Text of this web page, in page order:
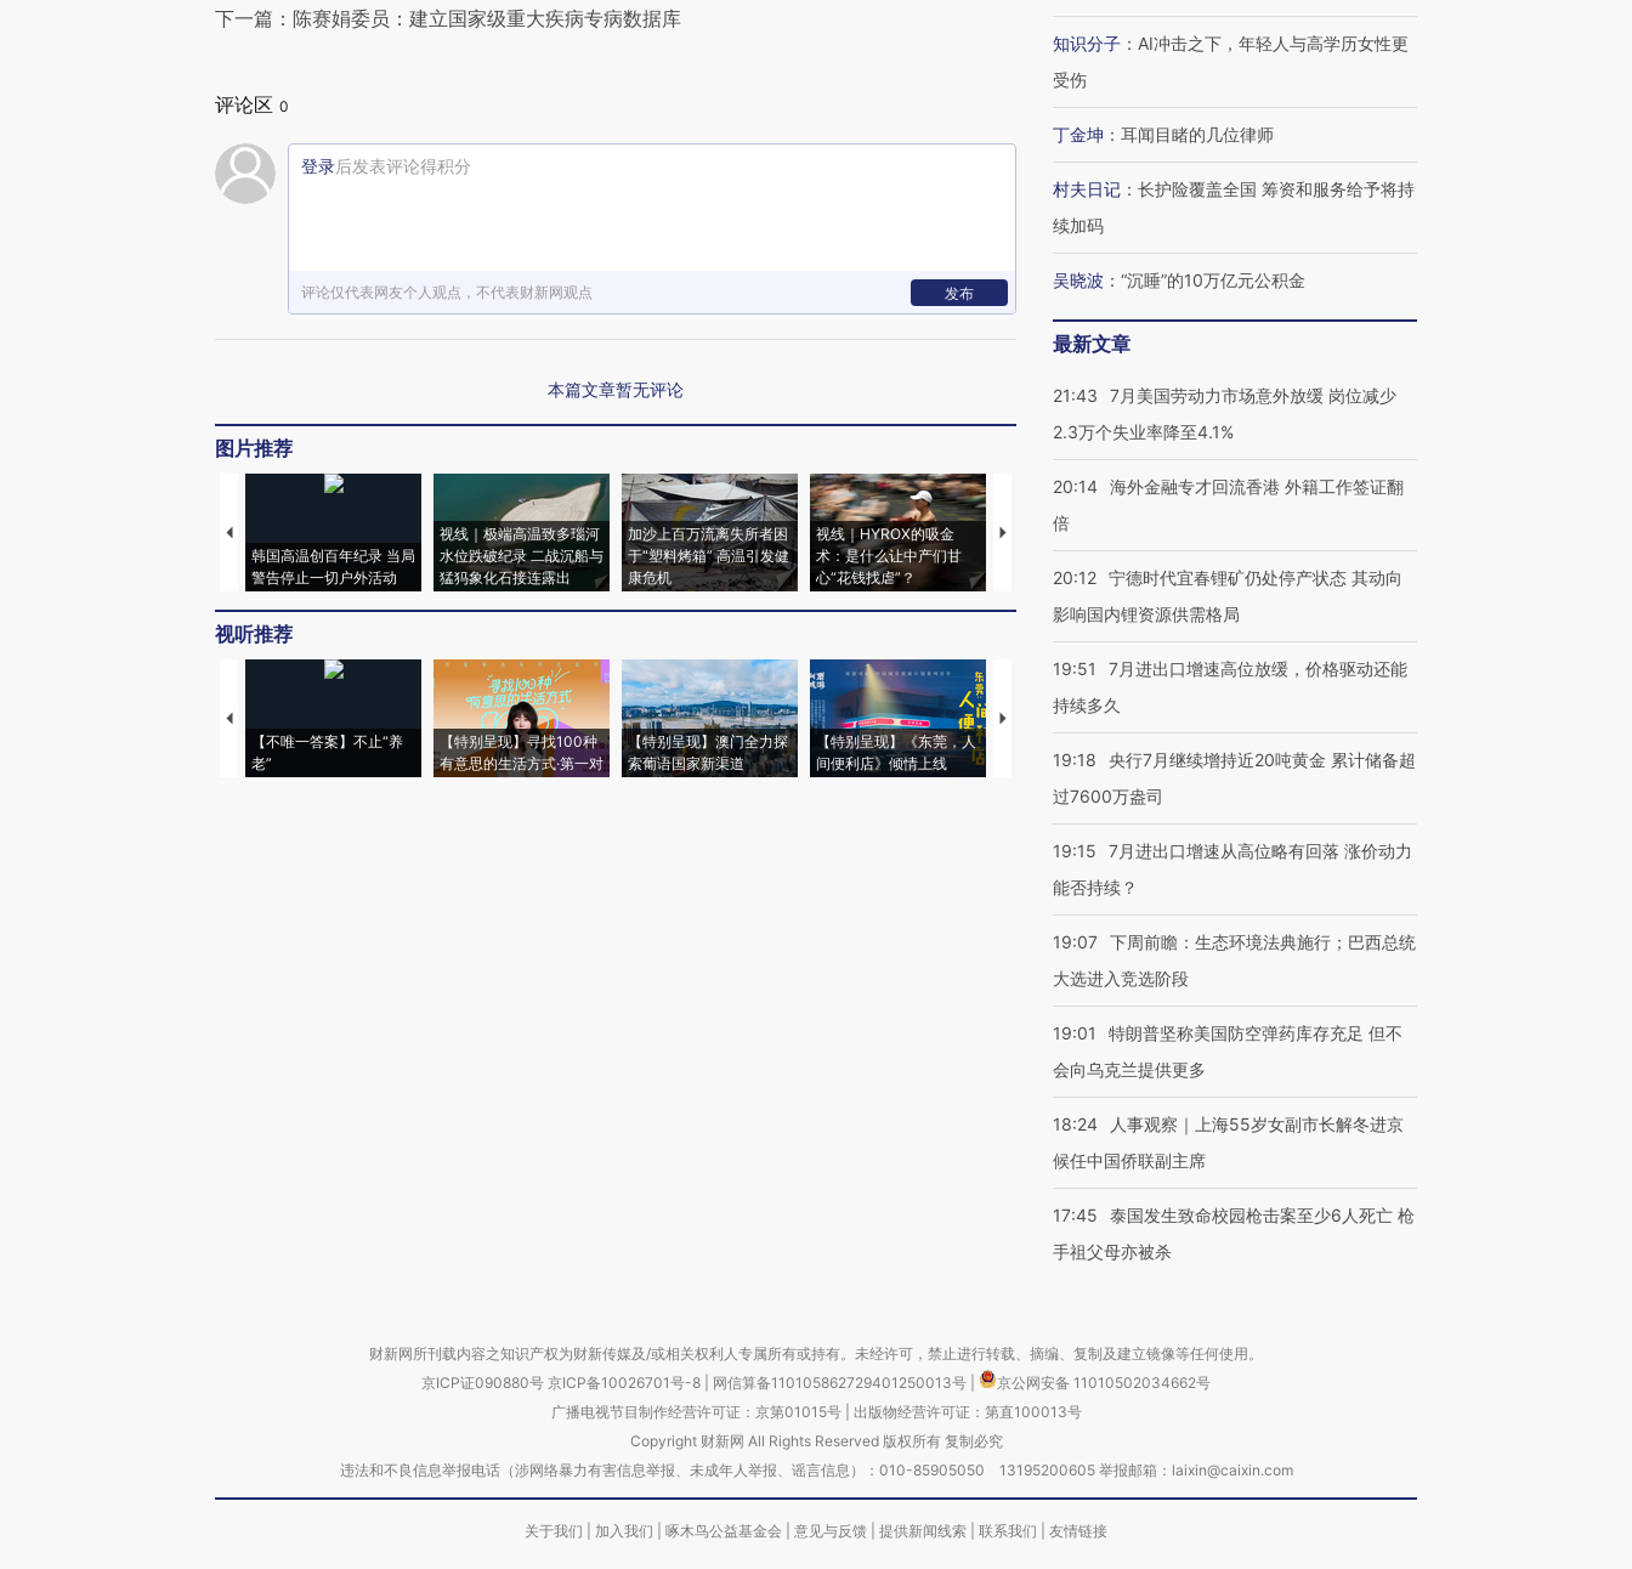
下一篇：陈赛娟委员：建立国家级重大疾病专病数据库
评论区 0
登录后发表评论得积分
评论仅代表网友个人观点，不代表财新网观点 发布
本篇文章暂无评论
图片推荐
韩国高温创百年纪录 当局
警告停止一切户外活动
视线｜极端高温致多瑙河
水位跌破纪录 二战沉船与
猛犸象化石接连露出
加沙上百万流离失所者困
于“塑料烤箱” 高温引发健
康危机
视线｜HYROX的吸金
术：是什么让中产们甘
心“花钱找虐”？
马航飞行员跨国走私7万
粒摇头丸 尿检体内含3种
度Z世代 用街头抗争将教
育部长拱下台
机”？难民潮撕裂西班牙
飞地休达
视听推荐
【不唯一答案】不止“养
老”
【特别呈现】寻找100种
有意思的生活方式·第一对
【特别呈现】澳门全力探
索葡语国家新渠道
【特别呈现】《东莞，人
间便利店》倾情上线
【推广】走进第四届链博
有意思的生活方式·第三对
住三大增长引擎是什么？
知识分子 ： AI冲击之下，年轻人与高学历女性更
受伤
丁金坤 ： 耳闻目睹的几位律师
村夫日记 ： 长护险覆盖全国 筹资和服务给予将持
续加码
吴晓波 ： “沉睡”的10万亿元公积金
最新文章
21:43
7月美国劳动力市场意外放缓 岗位减少
2.3万个失业率降至4.1%
20:14 海外金融专才回流香港 外籍工作签证翻
倍
20:12 宁德时代宜春锂矿仍处停产状态 其动向
影响国内锂资源供需格局
19:51
7月进出口增速高位放缓，价格驱动还能
持续多久
19:18
央行7月继续增持近20吨黄金 累计储备超
过7600万盎司
19:15
7月进出口增速从高位略有回落 涨价动力
能否持续？
19:07 下周前瞻：生态环境法典施行；巴西总统
大选进入竞选阶段
19:01
特朗普坚称美国防空弹药库存充足 但不
会向乌克兰提供更多
18:24
人事观察｜上海55岁女副市长解冬进京
候任中国侨联副主席
17:45
泰国发生致命校园枪击案至少6人死亡 枪
手祖父母亦被杀
财新网所刊载内容之知识产权为财新传媒及/或相关权利人专属所有或持有。未经许可，禁止进行转载、摘编、复制及建立镜像等任何使用。
京ICP证090880号 京ICP备10026701号-8 网信算备110105862729401250013号
京公网安备 11010502034662号
广播电视节目制作经营许可证：京第01015号| 出版物经营许可证：第直100013号
Copyright 财新网 All Rights Reserved 版权所有 复制必究
违法和不良信息举报电话（涉网络暴力有害信息举报、未成年人举报、谣言信息）：010-85905050 13195200605 举报邮箱：laixin@caixin.com
关于我们 加入我们 啄木鸟公益基金会 意见与反馈 提供新闻线索 联系我们 友情链接